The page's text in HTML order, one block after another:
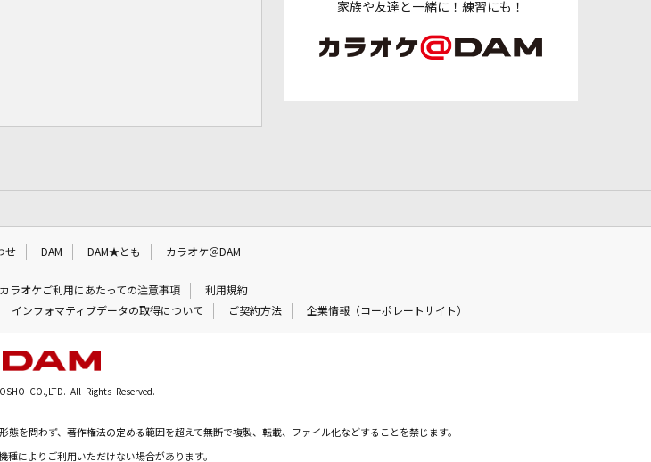
家族や友達と一緒に！練習にも！
せ DAM DAM★とも カラオケ＠DAM
カラオケご利用にあたっての注意事項
利用規約
インフォマティブデータの取得について ご契約方法 企業情報（コーポレートサイト）
CO.,LTD. All Rights Reserved.
を問わず、著作権法の定める範囲を超えて無断で複製、転載、ファイル化などすることを禁じます。
種によりご利用いただけない場合があります。